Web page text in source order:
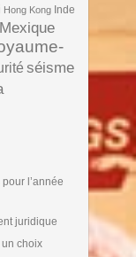
Hong Kong Inde
Mexique
séisme
l’année
juridique
un choix